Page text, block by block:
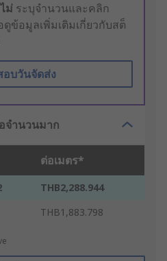
ม่ ระบุจำนวนและคลิก
ดูข้อมูลเพิ่มเติมเกี่ยวกับสต็
อบวันจัดส่ง
จำนวนมาก
ต่อเมตร*
THB2,288.944
THB1,883.798